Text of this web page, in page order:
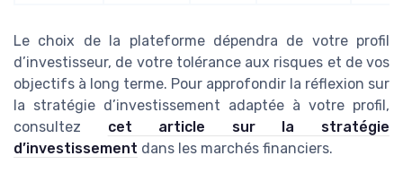
Le choix de la plateforme dépendra de votre profil
d’investisseur, de votre tolérance aux risques et de vos
objectifs à long terme. Pour approfondir la réflexion sur
la stratégie d’investissement adaptée à votre profil,
consultez cet article sur la stratégie
d’investissement dans les marchés financiers.